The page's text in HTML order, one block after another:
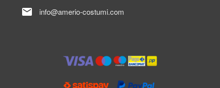
mail info@amerio-costumi.com